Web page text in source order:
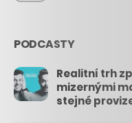
PODCASTY
Realitní trh
mizernými
stejné